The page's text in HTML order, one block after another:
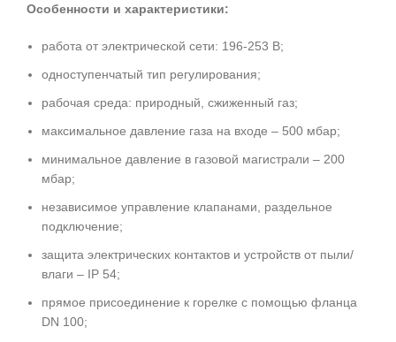
Особенности и характеристики:
работа от электрической сети: 196-253 В;
одноступенчатый тип регулирования;
рабочая среда: природный, сжиженный газ;
максимальное давление газа на входе – 500 мбар;
минимальное давление в газовой магистрали – 200
мбар;
независимое управление клапанами, раздельное
подключение;
защита электрических контактов и устройств от пыли/
влаги – IP 54;
прямое присоединение к горелке с помощью фланца
DN 100;